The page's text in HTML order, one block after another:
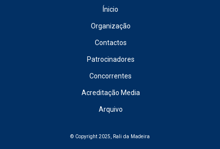
Ínicio
Organização
Contactos
Patrocinadores
Concorrentes
Acreditação Media
Arquivo
© Copyright 2025, Rali da Madeira